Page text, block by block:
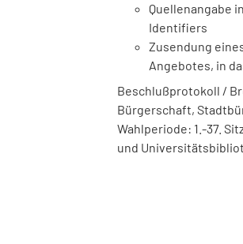
Quellenangabe
Identifiers
Zusendung
Angebotes, in
Beschlußprotokoll /
Bürgerschaft,
Wahlperiode: 1.-37.
und